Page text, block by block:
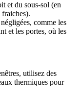
et du sous-sol (en
fraiches).
comme les
et les portes, où les
utilisez des
thermiques pour